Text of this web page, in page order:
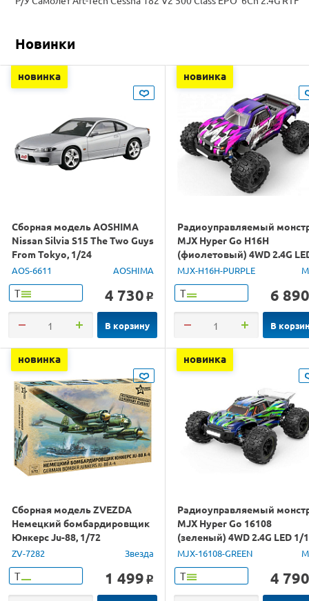
Новинки
новинка
Сборная модель AOSHIMA
Nissan Silvia S15 The Two Guys
From Tokyo, 1/24
AOS-6611 AOSHIMA
Т 4 730 o
В корзину
новинка
Радиоуправляемый
MJX Hyper Go H16H
(фиолетовый) 4WD 2.4G
GPS 1/16 RTR
MJX-H16H-PURPLE
Т 6 890
В
новинка
Сборная модель ZVEZDA
Немецкий бомбардировщик
Юнкерс Ju-88, 1/72
ZV-7282 Звезда
Т 1 499 o
новинка
Радиоуправляемый
MJX Hyper Go 16108
(зеленый) 4WD 2.4G LED 1/
RTR
MJX-16108-GREEN
Т 4 790